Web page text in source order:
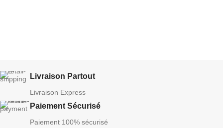
Livraison Partout
Livraison Express
Paiement Sécurisé
Paiement 100% sécurisé